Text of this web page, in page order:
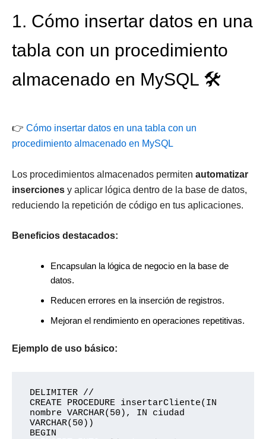
1. Cómo insertar datos en una
tabla con un procedimiento
almacenado en MySQL 🛠️
👉 Cómo insertar datos en una tabla con un
procedimiento almacenado en MySQL
Los procedimientos almacenados permiten automatizar
inserciones y aplicar lógica dentro de la base de datos,
reduciendo la repetición de código en tus aplicaciones.
Beneficios destacados:
Encapsulan la lógica de negocio en la base de
datos.
Reducen errores en la inserción de registros.
Mejoran el rendimiento en operaciones repetitivas.
Ejemplo de uso básico:
DELIMITER //
CREATE PROCEDURE insertarCliente(IN
nombre VARCHAR(50), IN ciudad
VARCHAR(50))
BEGIN